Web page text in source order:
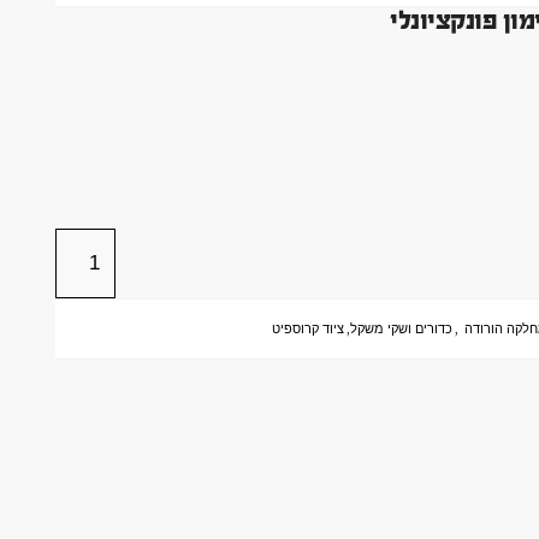
הורודה ,כדורים ושקי משקל,ציוד קרוספיט